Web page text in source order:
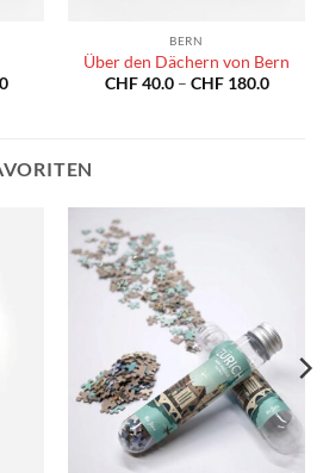
Preisspanne:
BERN
Über den Dächern von Bern
CHF40.0 – CHF180.0